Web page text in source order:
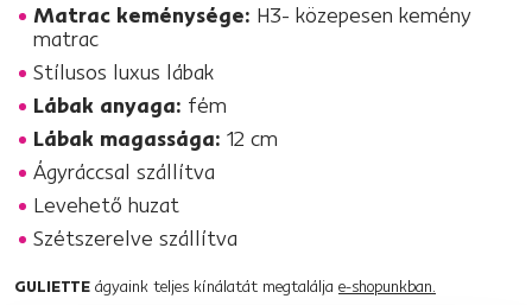
Matrac keménysége: H3- közepesen kemény
matrac
Stílusos luxus lábak
Lábak anyaga: fém
Lábak magassága: 12 cm
Ágyráccsal szállítva
Levehető huzat
Szétszerelve szállítva
GULIETTE ágyaink teljes kínálatát megtalálja e-shopunkban.